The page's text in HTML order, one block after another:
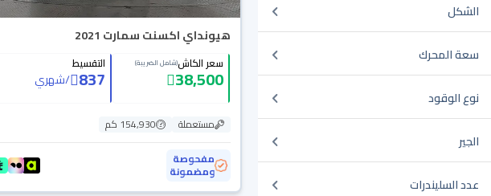
الشكل
سعة المحرك
نوع الوقود
الجير
عدد السليندرات
هيونداي اكسنت سمارت 2021
سعر الكاش(شامل الضريبة)
38,500
التقسيط
837
/شهري
مستعملة
154,930 كم
مفحوصة
ومضمونة